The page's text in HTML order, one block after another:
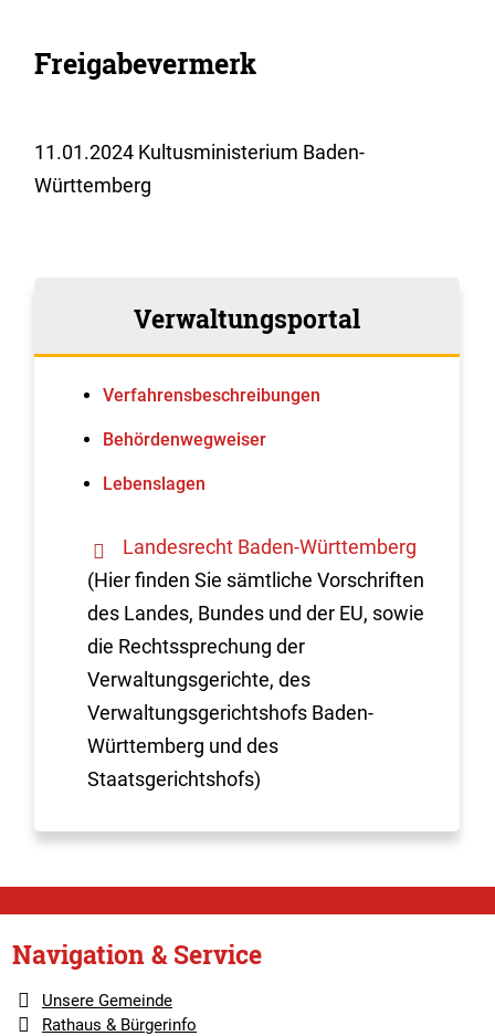
Freigabevermerk
11.01.2024 Kultusministerium Baden-
Württemberg
Verwaltungsportal
Verfahrens­beschreibungen
Behördenwegweiser
Lebenslagen
Landesrecht Baden-Württemberg
(Hier finden Sie sämtliche Vorschriften
des Landes, Bundes und der EU, sowie
die Rechtssprechung der
Verwaltungsgerichte, des
Verwaltungsgerichtshofs Baden-
Württemberg und des
Staatsgerichtshofs)
Navigation & Service
Unsere Gemeinde
Rathaus & Bürgerinfo